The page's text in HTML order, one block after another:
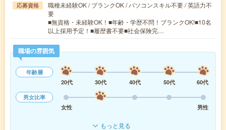
応募資格
職種未経験OK / ブランクOK / パソコンスキル不要 / 英語力不
要
■無資格・未経験OK！■年齢・学歴不問！ブランクOK!■10名
以上採用予定！■履歴書不要■社会保険完…
職場の雰囲気
年齢層
20代
30代 40代 50代
60代
男女比率
女性
男性
もっと見る